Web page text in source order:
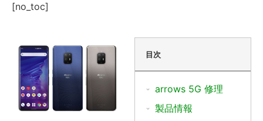
[no_toc]
目次
arrows 5G 修理
製品情報